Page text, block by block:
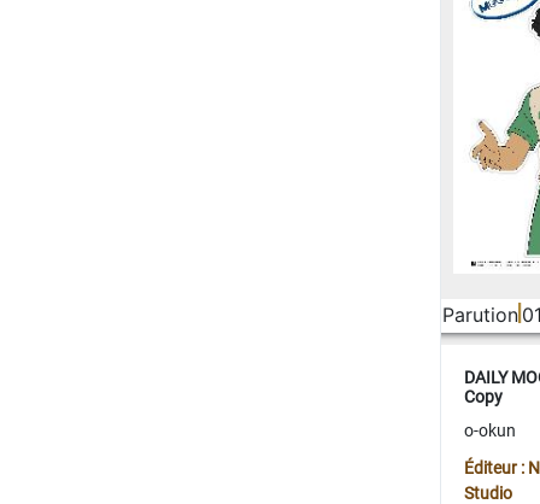
Parution
DAILY
Copy
o-okun
Éditeur :
Studio